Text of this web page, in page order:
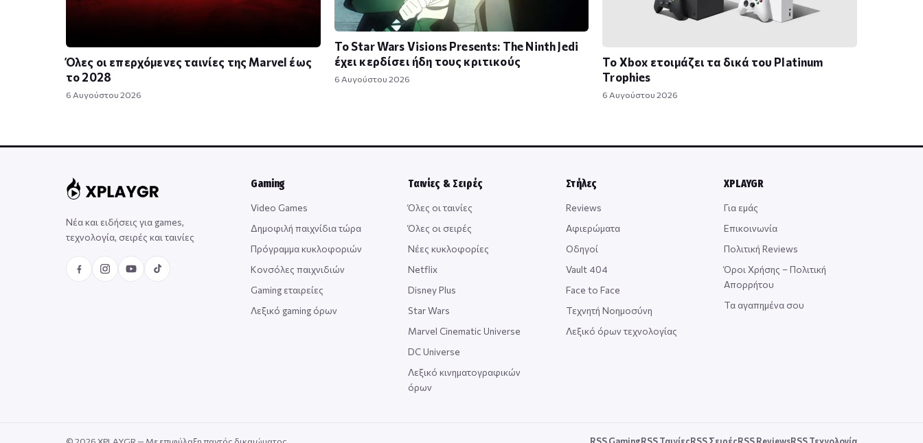
Όλες οι επερχόμενες ταινίες της Marvel έως
το 2028
6 Αυγούστου 2026
Το Star Wars Visions Presents: The Ninth Jedi
έχει κερδίσει ήδη τους κριτικούς
6 Αυγούστου 2026
Το Xbox ετοιμάζει τα δικά του Platinum
Trophies
6 Αυγούστου 2026
Νέα και ειδήσεις για games,
τεχνολογία, σειρές και ταινίες
Gaming
Video Games
Δημοφιλή παιχνίδια τώρα
Πρόγραμμα κυκλοφοριών
Κονσόλες παιχνιδιών
Gaming εταιρείες
Λεξικό gaming όρων
Ταινίες & Σειρές
Όλες οι ταινίες
Όλες οι σειρές
Νέες κυκλοφορίες
Netflix
Disney Plus
Star Wars
Marvel Cinematic Universe
DC Universe
Λεξικό κινηματογραφικών
όρων
Στήλες
Reviews
Αφιερώματα
Οδηγοί
Vault 404
Face to Face
Τεχνητή Νοημοσύνη
Λεξικό όρων τεχνολογίας
XPLAYGR
Για εμάς
Επικοινωνία
Πολιτική Reviews
Όροι Χρήσης – Πολιτική
Απορρήτου
Τα αγαπημένα σου
© 2026 XPLAYGR — Με επιφύλαξη παντός δικαιώματος. RSS GamingRSS ΤαινίεςRSS ΣειρέςRSS ReviewsRSS Τεχνολογία